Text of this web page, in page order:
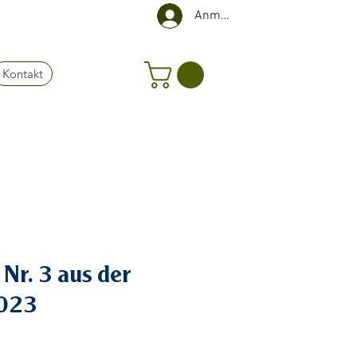
Kontakt
Anmelden
3 aus der